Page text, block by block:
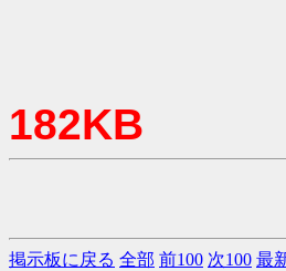
182KB
掲示板に戻る 全部 前100 次100 最